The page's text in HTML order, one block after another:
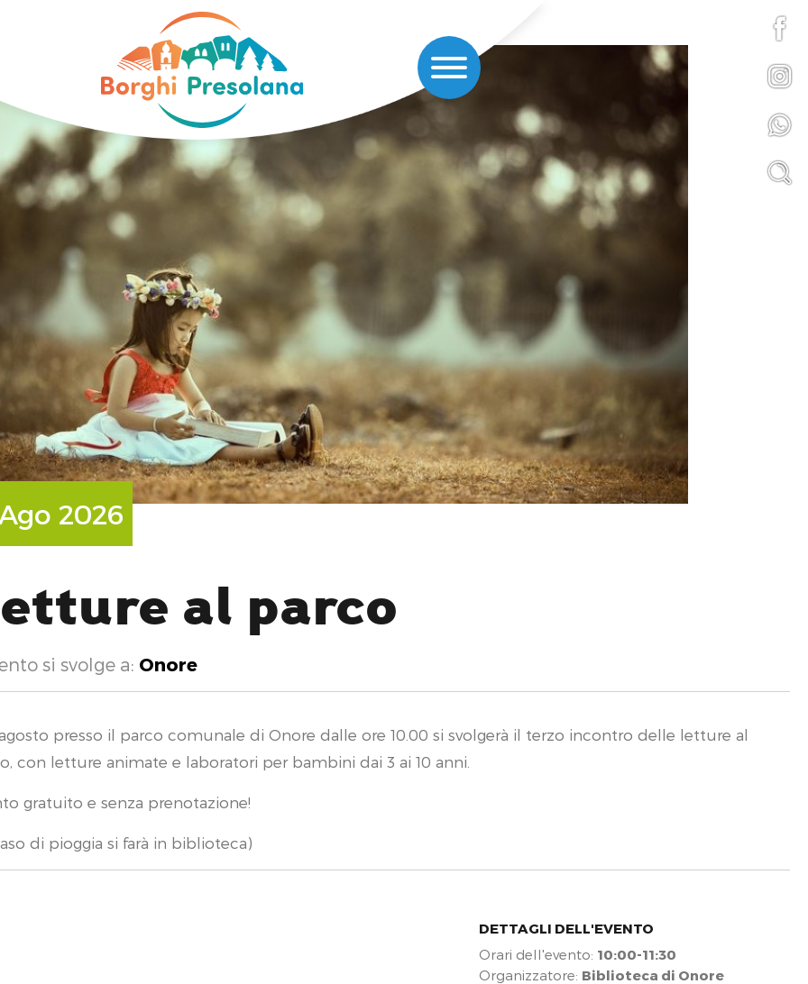
2026
al parco
si svolge a: Onore
presso il parco comunale di Onore dalle ore 10.00 si svolgerà il terzo incontro delle letture al
con letture animate e laboratori per bambini dai 3 ai 10 anni.
gratuito e senza prenotazione!
di pioggia si farà in biblioteca)
DETTAGLI DELL'EVENTO
Orari dell'evento: 10:00-11:30
Organizzatore: Biblioteca di Onore